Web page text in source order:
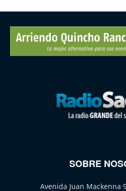
SOBRE
Avenida Juan Mackenna